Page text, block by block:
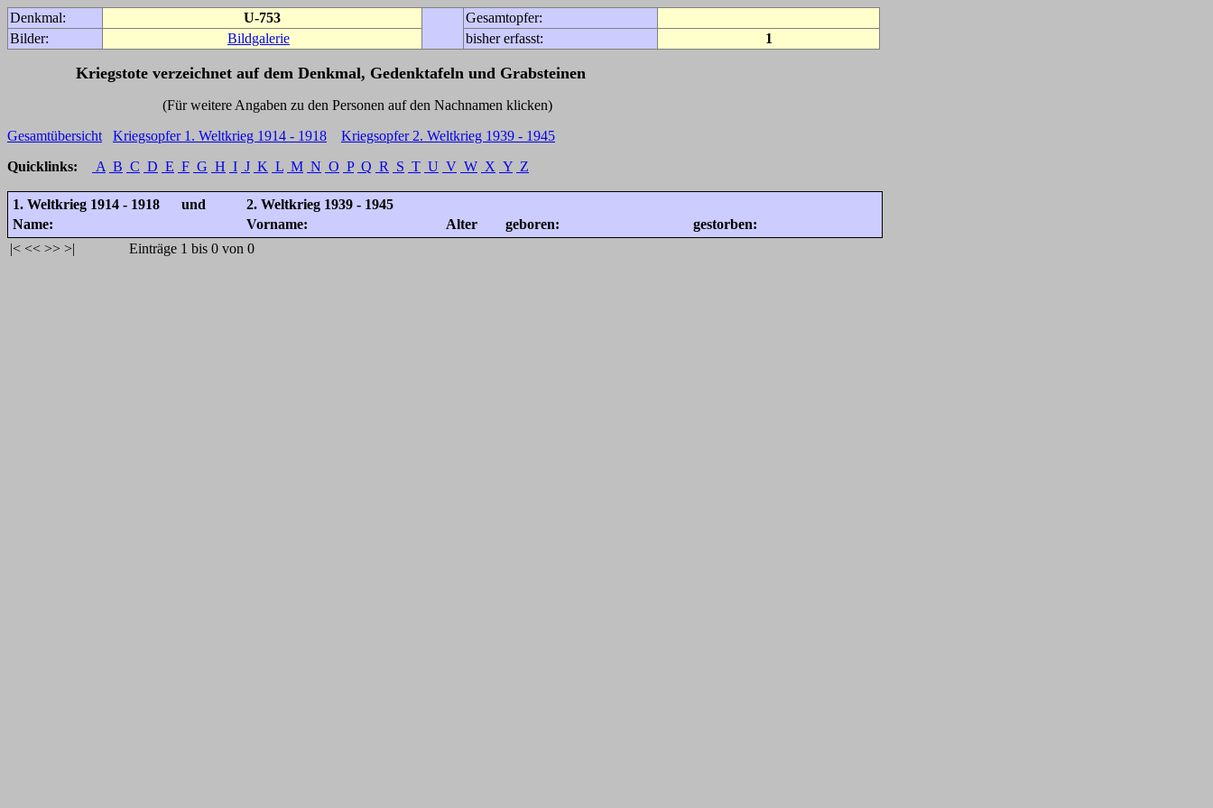
Denkmal: U-753
Gesamtopfer:
Bilder:
Bildgalerie bisher erfasst: 1
Kriegstote verzeichnet auf dem Denkmal, Gedenktafeln und Grabsteinen
(Für weitere Angaben zu den Personen auf den Nachnamen klicken)
Gesamtübersicht
Kriegsopfer 1. Weltkrieg 1914 - 1918
Kriegsopfer 2. Weltkrieg 1939 - 1945
Quicklinks:
A B C D E F G H I J K L M N O P Q R S T U V W X Y Z
1. Weltkrieg 1914 - 1918 und
2. Weltkrieg 1939 - 1945
Name:
Vorname: Alter geboren:
gestorben:
|< << >> >| Einträge 1 bis 0 von 0